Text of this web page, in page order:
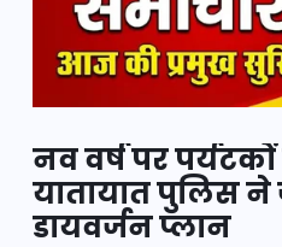
नव वर्ष पर
यातायात पुलिस ने
डायवर्जन प्लान